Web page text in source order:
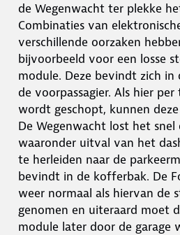
de Wegenwacht ter plekke
Combinaties van
verschillende oorzaken
bijvoorbeeld voor een losse
module. Deze bevindt zich
de voorpassagier. Als hier
wordt geschopt, kunnen
De Wegenwacht lost het snel
waaronder uitval van het
te herleiden naar de
bevindt in de kofferbak. De
weer normaal als hiervan de
genomen en uiteraard moet
module later door de garage